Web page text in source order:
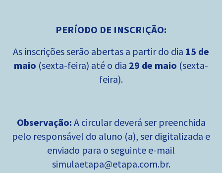
PERÍODO DE INSCRIÇÃO:
As inscrições serão abertas a partir do dia 15 de
maio (sexta-feira) até o dia 29 de maio (sexta-
feira).
Observação: A circular deverá ser preenchida
pelo responsável do aluno (a), ser digitalizada e
enviado para o seguinte e-mail
simulaetapa@etapa.com.br.